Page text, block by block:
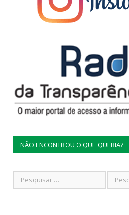
NÃO ENCONTROU O QUE QUERIA?